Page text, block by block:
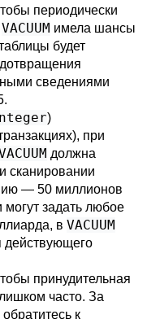
периодически
VACUUM имела шансы
будет
сведениями
.
)
при
должна
сканировании
— 50 миллионов
могут задать любое
в VACUUM
действующего
принудительная
часто. За
к